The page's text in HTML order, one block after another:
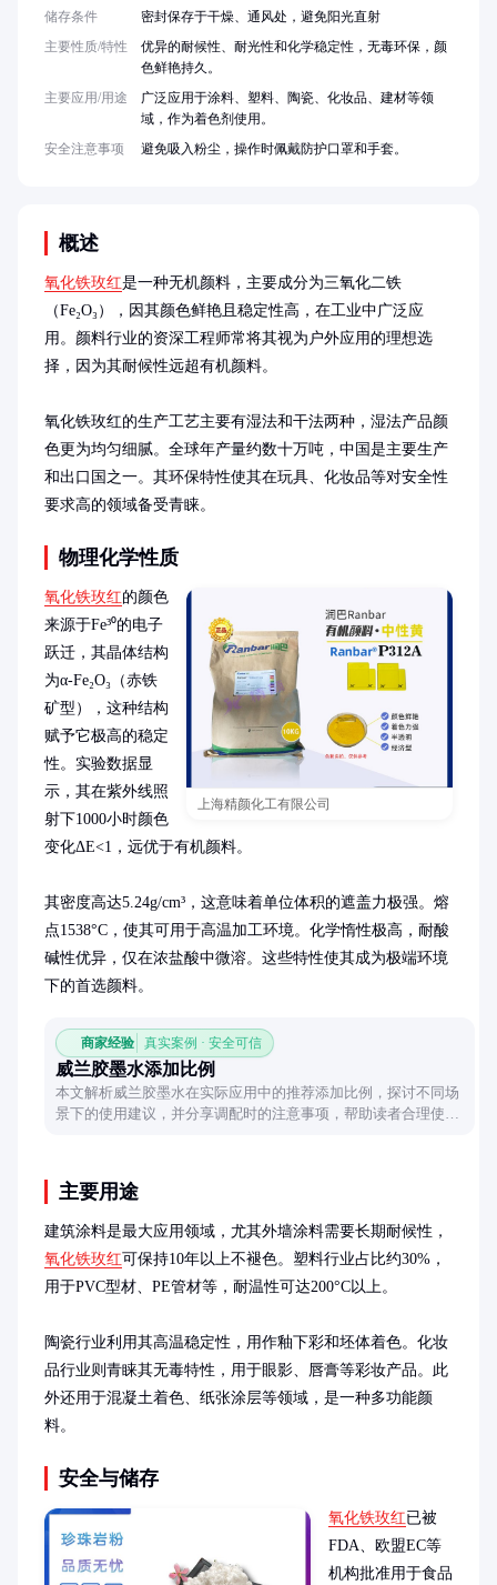
概述
氧化铁玫红是一种无机颜料，主要成分为三氧化二铁
（Fe₂O₃），因其颜色鲜艳且稳定性高，在工业中广泛应
用。颜料行业的资深工程师常将其视为户外应用的理想选
择，因为其耐候性远超有机颜料。
氧化铁玫红的生产工艺主要有湿法和干法两种，湿法产品颜
色更为均匀细腻。全球年产量约数十万吨，中国是主要生产
和出口国之一。其环保特性使其在玩具、化妆品等对安全性
要求高的领域备受青睐。
物理化学性质
上海精颜化工有限公司
氧化铁玫红的颜色
来源于Fe³⁰的电子
跃迁，其晶体结构
为α-Fe₂O₃（赤铁
矿型），这种结构
赋予它极高的稳定
性。实验数据显
示，其在紫外线照
射下1000小时颜色
变化ΔE<1，远优于有机颜料。
其密度高达5.24g/cm³，这意味着单位体积的遮盖力极强。熔
点1538°C，使其可用于高温加工环境。化学惰性极高，耐酸
碱性优异，仅在浓盐酸中微溶。这些特性使其成为极端环境
下的首选颜料。
商家经验 真实案例 · 安全可信
威兰胶墨水添加比例
本文解析威兰胶墨水在实际应用中的推荐添加比例，探讨不同场
景下的使用建议，并分享调配时的注意事项，帮助读者合理使用
主要用途
建筑涂料是最大应用领域，尤其外墙涂料需要长期耐候性，
氧化铁玫红可保持10年以上不褪色。塑料行业占比约30%，
用于PVC型材、PE管材等，耐温性可达200°C以上。
陶瓷行业利用其高温稳定性，用作釉下彩和坯体着色。化妆
品行业则青睐其无毒特性，用于眼影、唇膏等彩妆产品。此
外还用于混凝土着色、纸张涂层等领域，是一种多功能颜
料。
安全与储存
氧化铁玫红已被
FDA、欧盟EC等
机构批准用于食品
储存条件
密封保存于干燥、通风处，避免阳光直射
主要性质/特性
优异的耐候性、耐光性和化学稳定性，无毒环保，颜
色鲜艳持久。
主要应用/用途
广泛应用于涂料、塑料、陶瓷、化妆品、建材等领
域，作为着色剂使用。
安全注意事项
避免吸入粉尘，操作时佩戴防护口罩和手套。